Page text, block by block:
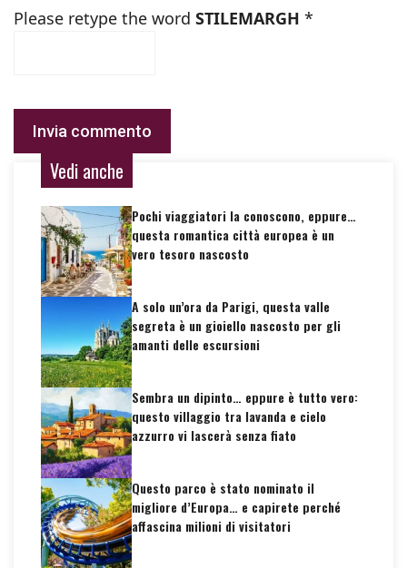
Please retype the word STILEMARGH *
Vedi anche
Pochi viaggiatori la conoscono, eppure…
questa romantica città europea è un
vero tesoro nascosto
A solo un’ora da Parigi, questa valle
segreta è un gioiello nascosto per gli
amanti delle escursioni
Sembra un dipinto… eppure è tutto vero:
questo villaggio tra lavanda e cielo
azzurro vi lascerà senza fiato
Questo parco è stato nominato il
migliore d’Europa… e capirete perché
affascina milioni di visitatori